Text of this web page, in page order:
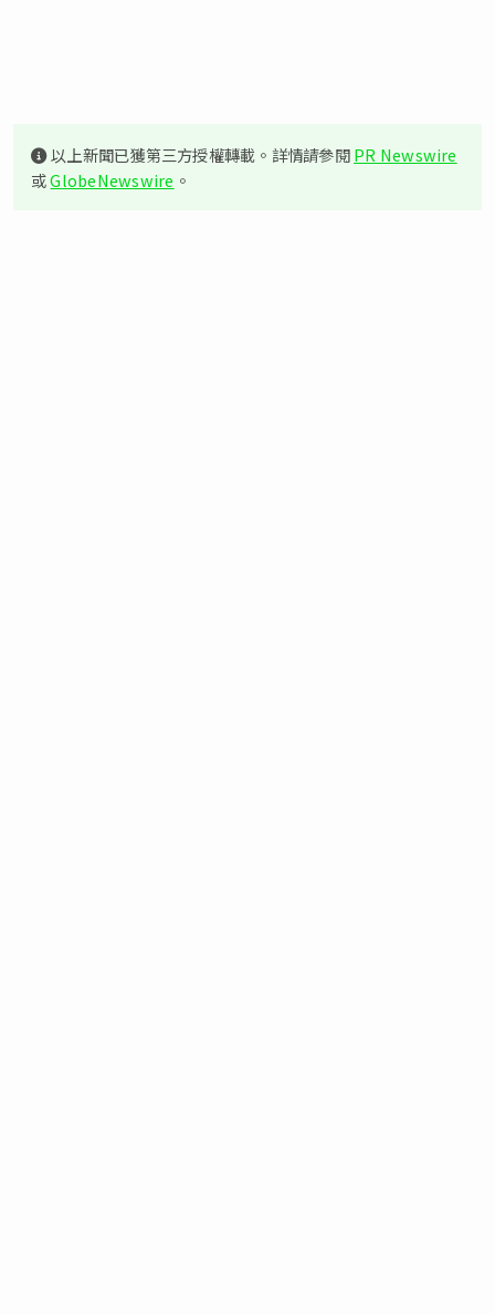
以上新聞已獲第三方授權轉載。詳情請參閱PR Newswire
或GlobeNewswire 。